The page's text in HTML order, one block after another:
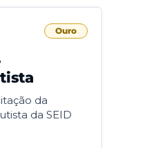
Ouro
da
da SEID